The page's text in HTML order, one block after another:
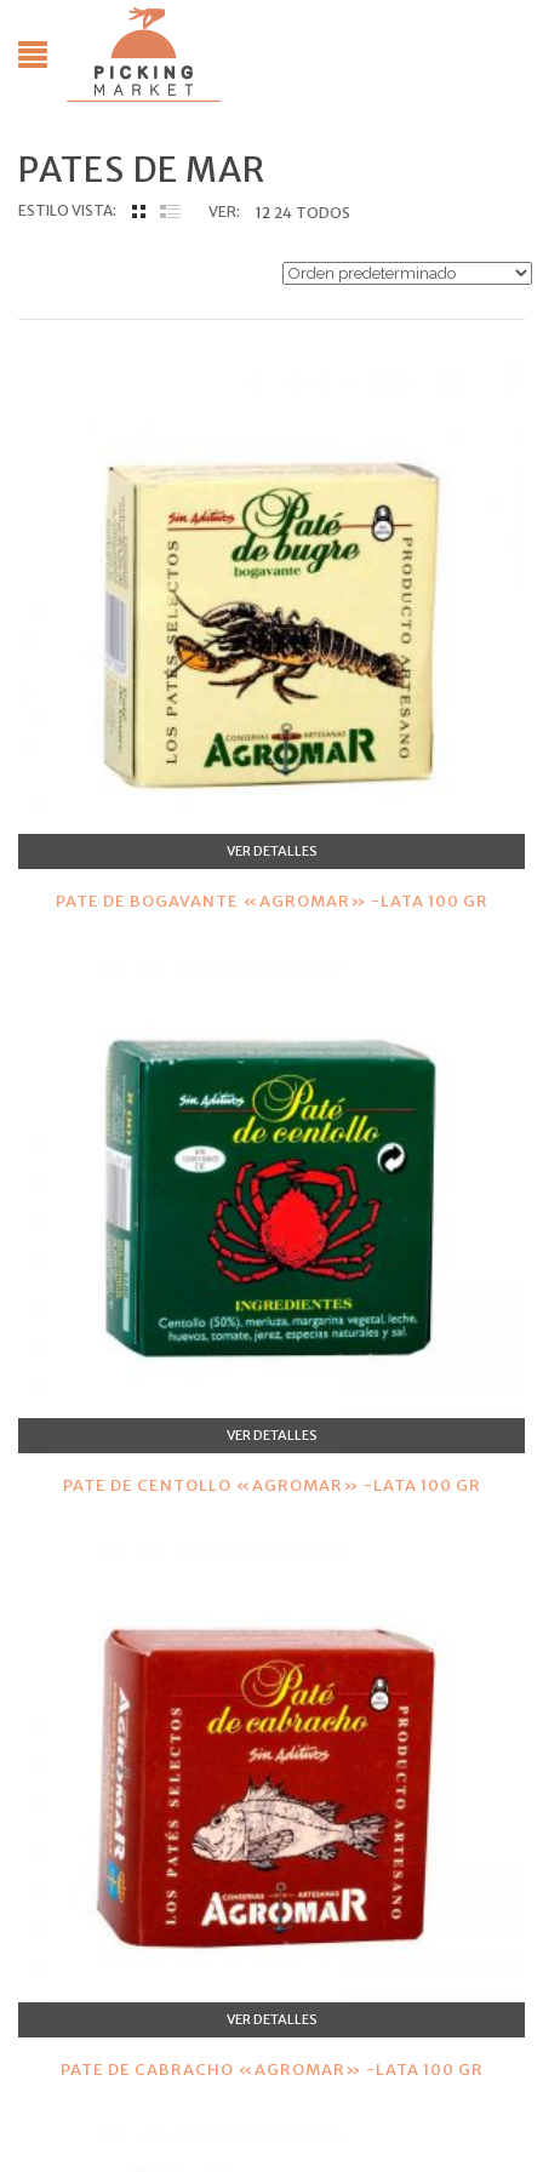
PATES DE MAR
ESTILO VISTA: VER: 12 24 TODOS
VER DETALLES
PATE DE BOGAVANTE «AGROMAR» -LATA 100 GR
VER DETALLES
PATE DE CENTOLLO «AGROMAR» -LATA 100 GR
VER DETALLES
PATE DE CABRACHO «AGROMAR» -LATA 100 GR